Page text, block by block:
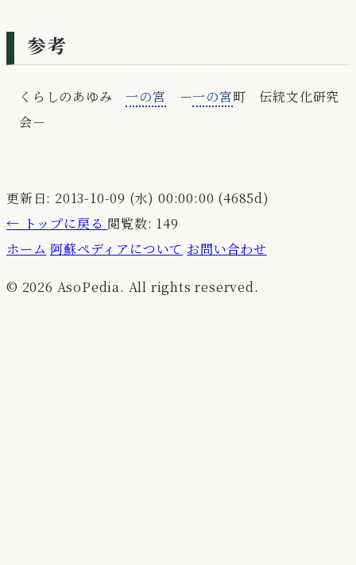
参考
くらしのあゆみ一の宮 －一の宮町 伝統文化研究
会－
更新日: 2013-10-09 (水) 00:00:00 (4685d)
← トップに戻る 閲覧数: 149
ホーム 阿蘇ペディアについて お問い合わせ
© 2026 AsoPedia. All rights reserved.